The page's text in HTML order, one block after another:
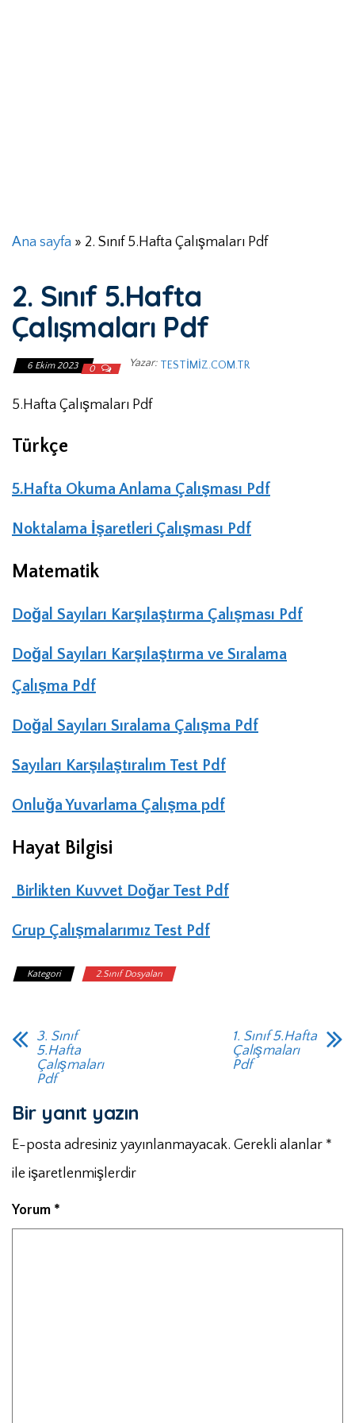
Ana sayfa » 2. Sınıf 5.Hafta Çalışmaları Pdf
2. Sınıf 5.Hafta
Çalışmaları Pdf
6 Ekim 2023 0 Yazar: TESTIMIZ.COM.TR
5.Hafta Çalışmaları Pdf
Türkçe
5.Hafta Okuma Anlama Çalışması Pdf
Noktalama İşaretleri Çalışması Pdf
Matematik
Doğal Sayıları Karşılaştırma Çalışması Pdf
Doğal Sayıları Karşılaştırma ve Sıralama
Çalışma Pdf
Doğal Sayıları Sıralama Çalışma Pdf
Sayıları Karşılaştıralım Test Pdf
Onluğa Yuvarlama Çalışma pdf
Hayat Bilgisi
Birlikten Kuvvet Doğar Test Pdf
Grup Çalışmalarımız Test Pdf
Kategori 2.Sınıf Dosyaları
3. Sınıf
5.Hafta
Çalışmaları
Pdf
1. Sınıf 5.Hafta
Çalışmaları
Pdf
Bir yanıt yazın
E-posta adresiniz yayınlanmayacak. Gerekli alanlar *
ile işaretlenmişlerdir
Yorum *